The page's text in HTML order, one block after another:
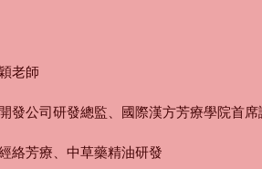
老師
發公司研發總監、國際漢方芳療學院首
絡芳療、中草藥精油研發